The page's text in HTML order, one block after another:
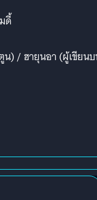
ดี้
น) / ฮายุนอา (ผู้เขียน